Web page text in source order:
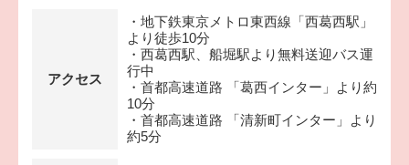
アクセス
・地下鉄東京メトロ東西線「西葛西駅」
より徒歩10分
・西葛西駅、船堀駅より無料送迎バス運
行中
・首都高速道路 「葛西インター」より約
10分
・首都高速道路 「清新町インター」より
約5分